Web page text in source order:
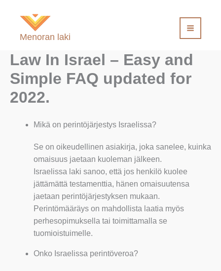
sisältöön
Menoran laki
Law In Israel – Easy and
Simple FAQ updated for
2022.
Mikä on perintöjärjestys Israelissa?
Se on oikeudellinen asiakirja, joka sanelee, kuinka
omaisuus jaetaan kuoleman jälkeen.
Israelissa laki sanoo, että jos henkilö kuolee
jättämättä testamenttia, hänen omaisuutensa
jaetaan perintöjärjestyksen mukaan.
Perintömääräys on mahdollista laatia myös
perhesopimuksella tai toimittamalla se
tuomioistuimelle.
Onko Israelissa perintöveroa?